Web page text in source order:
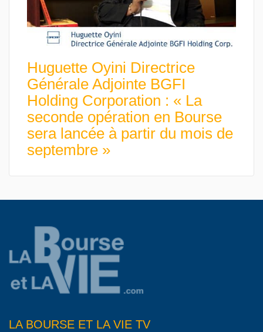
Huguette Oyini Directrice
Générale Adjointe BGFI
Holding Corporation : « La
seconde opération en Bourse
sera lancée à partir du mois de
septembre »
LA BOURSE ET LA VIE TV